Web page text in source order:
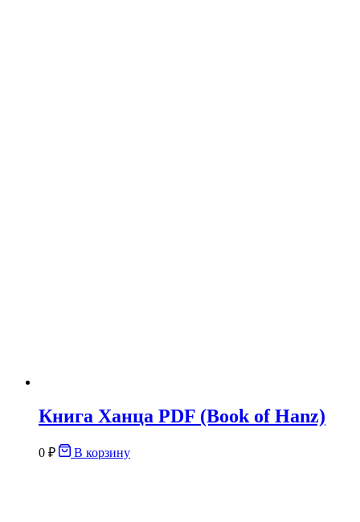
Книга Ханца PDF (Book of Hanz)
0 ₽ В корзину